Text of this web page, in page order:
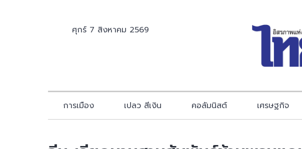
ศุกร์ 7 สิงหาคม 2569
การเมือง เปลว สีเงิน คอลัมนิสต์ เศรษฐกิจ